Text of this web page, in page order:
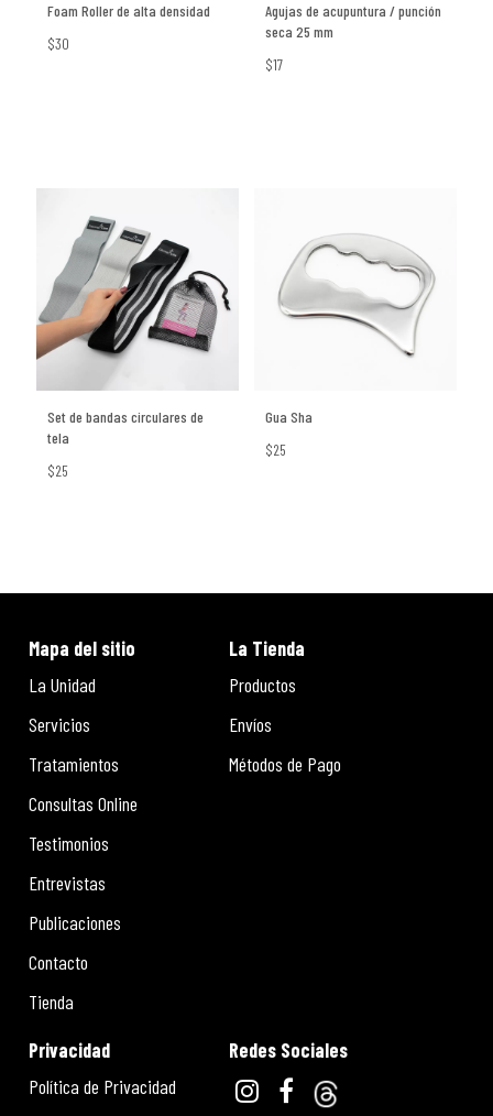
Foam Roller de alta densidad
$30
Agujas de acupuntura / punción
seca 25 mm
$17
Set de bandas circulares de
tela
$25
Gua Sha
$25
Mapa del sitio
La Unidad
Servicios
Tratamientos
Consultas Online
Testimonios
Entrevistas
Publicaciones
Contacto
Tienda
La Tienda
Productos
Envíos
Métodos de Pago
Privacidad
Política de Privacidad
Redes Sociales